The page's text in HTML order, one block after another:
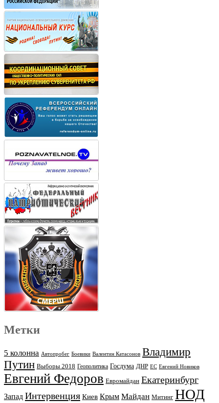
Метки
5 колонна Автопробег Боевики Валентин Катасонов Владимир
Путин Выборы 2018 Геополитика Госдума ДНР ЕС Евгений Новиков
Евгений Федоров Евромайдан Екатеринбург
Запад Интервенция Киев Крым Майдан Митинг НОД